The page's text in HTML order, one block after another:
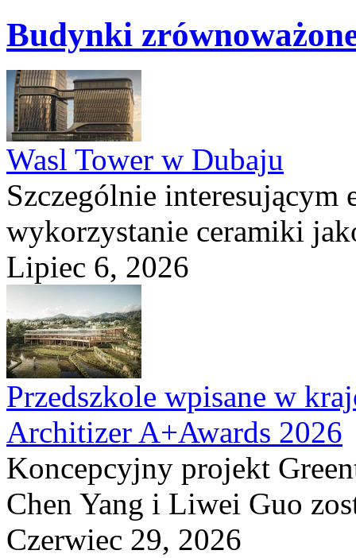
Budynki
Wasl Tower w Dubaju
Szczególnie interesującym
wykorzystanie ceramiki
Lipiec 6, 2026
Przedszkole wpisane w
Architizer A+Awards 2026
Koncepcyjny projekt
Chen Yang i Liwei Guo
Czerwiec 29, 2026